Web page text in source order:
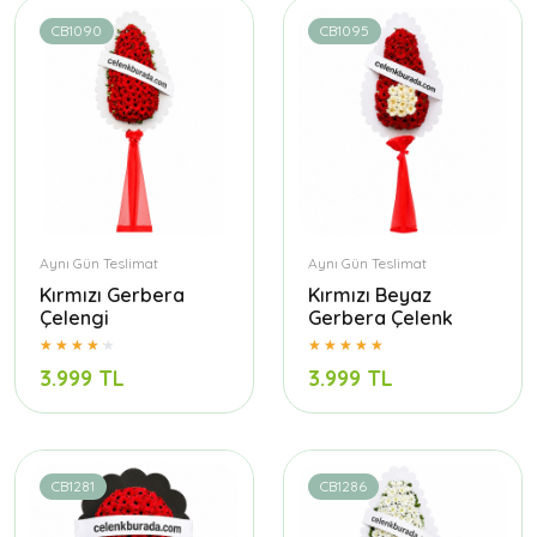
CB1090
Aynı Gün Teslimat
Kırmızı Gerbera
Çelengi
3.999 TL
CB1095
Aynı Gün Teslimat
Kırmızı Beyaz
Gerbera Çelenk
3.999 TL
CB1281 CB1286